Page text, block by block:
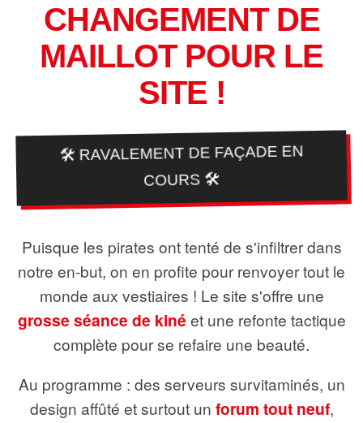
CHANGEMENT DE
MAILLOT POUR LE
SITE !
🛠️ RAVALEMENT DE FAÇADE EN
COURS 🛠️
Puisque les pirates ont tenté de s'infiltrer dans
notre en-but, on en profite pour renvoyer tout le
monde aux vestiaires ! Le site s'offre une
grosse séance de kiné et une refonte tactique
complète pour se refaire une beauté.
Au programme : des serveurs survitaminés, un
design affûté et surtout un forum tout neuf,